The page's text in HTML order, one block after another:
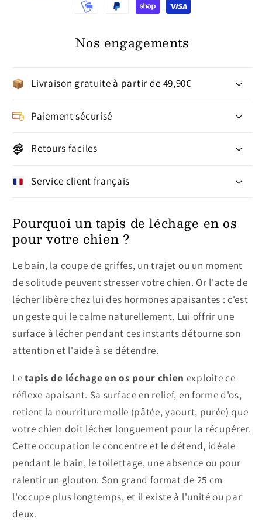
Nos engagements
Livraison gratuite à partir de 49,90€
Paiement sécurisé
Retours faciles
Service client français
Pourquoi un tapis de léchage en os
pour votre chien ?
Le bain, la coupe de griffes, un trajet ou un moment
de solitude peuvent stresser votre chien. Or l'acte de
lécher libère chez lui des hormones apaisantes : c'est
un geste qui le calme naturellement. Lui offrir une
surface à lécher pendant ces instants détourne son
attention et l'aide à se détendre.
Letapis de léchage en os pour chien exploite ce
réflexe apaisant. Sa surface en relief, en forme d'os,
retient la nourriture molle (pâtée, yaourt, purée) que
votre chien doit lécher longuement pour la récupérer.
Cette occupation le concentre et le détend, idéale
pendant le bain, le toilettage, une absence ou pour
ralentir un glouton. Son grand format de 25 cm
l'occupe plus longtemps, et il existe à l'unité ou par
deux.